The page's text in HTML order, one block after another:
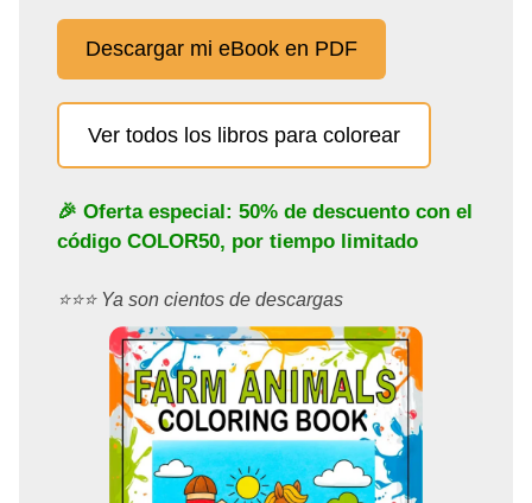
Descargar mi eBook en PDF
Ver todos los libros para colorear
🎉 Oferta especial: 50% de descuento con el
código COLOR50, por tiempo limitado
⭐️⭐️⭐️ Ya son cientos de descargas